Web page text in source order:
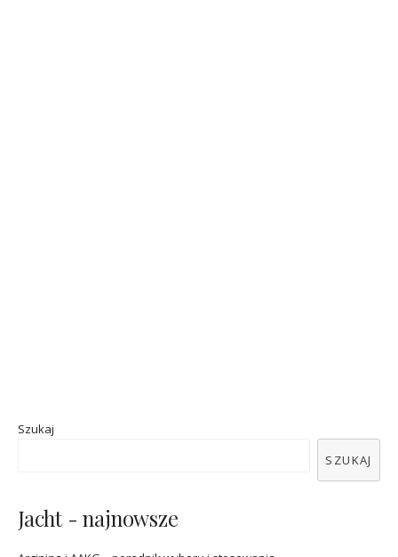
Szukaj
SZUKAJ
Jacht - najnowsze